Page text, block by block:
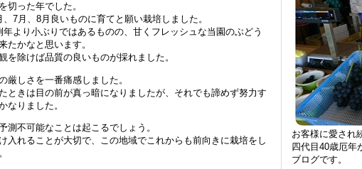
切った年でした。
、7月、8月良いものに育てと願い栽培しました。
年より小ぶりではあるものの、甘くフレッシュな当園のぶどう
たかなと思います。
を除けば品質の良いものが採れました。
厳しさを一番痛感しました。
ときは目の前が真っ暗になりましたが、それでも諦めず努力す
なりました。
測不可能なことは起こるでしょう。
入れることが大切で、この地域でこれからも前向きに栽培をし
お客様に愛され
四代目40歳厄年
ブログです。